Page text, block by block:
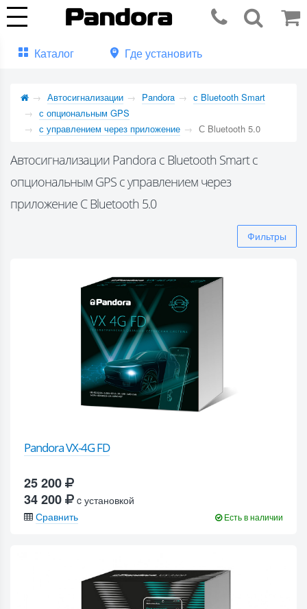
Каталог Где установить
Автосигнализации Pandora
с Bluetooth Smart
с опциональным GPS
с управлением через приложение
С Bluetooth 5.0
Автосигнализации Pandora с Bluetooth Smart с
опциональным GPS с управлением через
приложение С Bluetooth 5.0
Фильтры
Pandora VX-4G FD
25 200
34 200
c установкой
Сравнить
Есть в наличии